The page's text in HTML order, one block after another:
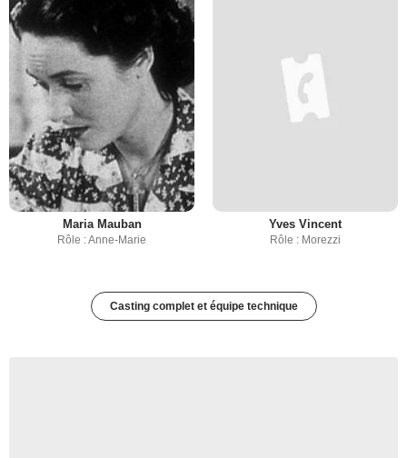
Maria Mauban
Rôle : Anne-Marie
Yves Vincent
Rôle : Morezzi
Casting complet et équipe technique